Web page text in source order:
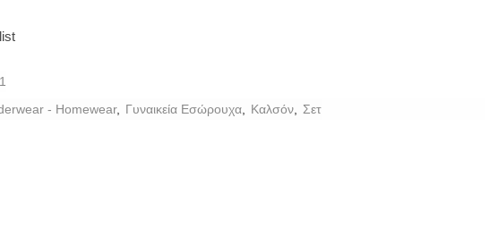
- Homewear, Γυναικεία Εσώρουχα Καλσόν Σετ